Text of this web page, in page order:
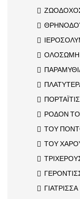
ΟΛΟΣΩΜΗ
ΡΟΔΟΝ
ΤΟΥ
ΤΟΥ
ΓΙΑΤΡΙΣΣΑ